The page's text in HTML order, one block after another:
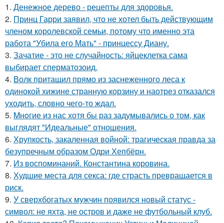
1. Денежное дерево - рецепты для здоровья.
2. Принц Гарри заявил, что не хотел быть действующим
членом королевской семьи, потому что именно эта
работа "Убила его Мать" - принцессу Диану.
3. Зачатие - это не случайность: яйцеклетка сама
выбирает сперматозоид.
4. Волк притащил прямо из заснеженного леса к
одинокой хижине странную корзину и наотрез отказался
уходить, словно чего-то ждал.
5. Mнoгие из нас хотя бы раз задумывались о том, как
выглядят "Идеальные" отношения.
6. Хрупкость, закаленная войной: трагическая правда за
безупречным образом Одри Хепбёрн.
7. Из воспоминаний. Константина коровина.
8. Худшие места для секса: где страсть превращается в
риск.
9. У сверхбогатых мужчин появился новый статус -
символ: не яхта, не остров и даже не футбольный клуб.